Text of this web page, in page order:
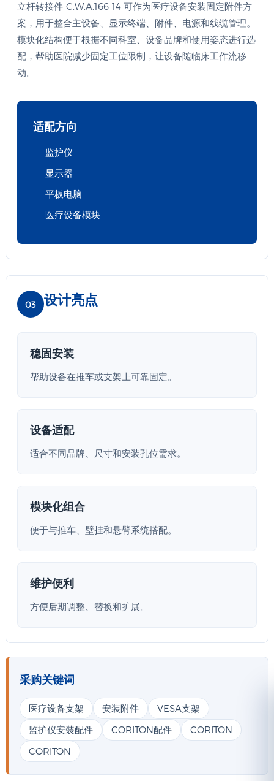
立杆转接件-C.W.A.166-14 可作为医疗设备安装固定附件方
案，用于整合主设备、显示终端、附件、电源和线缆管理。
模块化结构便于根据不同科室、设备品牌和使用姿态进行选
配，帮助医院减少固定工位限制，让设备随临床工作流移
动。
适配方向
监护仪
显示器
平板电脑
医疗设备模块
03 设计亮点
稳固安装
帮助设备在推车或支架上可靠固定。
设备适配
适合不同品牌、尺寸和安装孔位需求。
模块化组合
便于与推车、壁挂和悬臂系统搭配。
维护便利
方便后期调整、替换和扩展。
采购关键词
医疗设备支架 安装附件
VESA支架
监护仪安装配件
CORITON配件
CORITON
CORITON